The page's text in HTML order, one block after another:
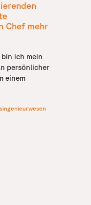
Chef mehr
bin ich mein
persönlicher
einem